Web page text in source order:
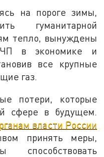
на пороге зимы,
гуманитарной
тепло, вынуждены
в экономике и
все крупные
газ.
потери, которые
сфере в будущем.
власти России
принять меры,